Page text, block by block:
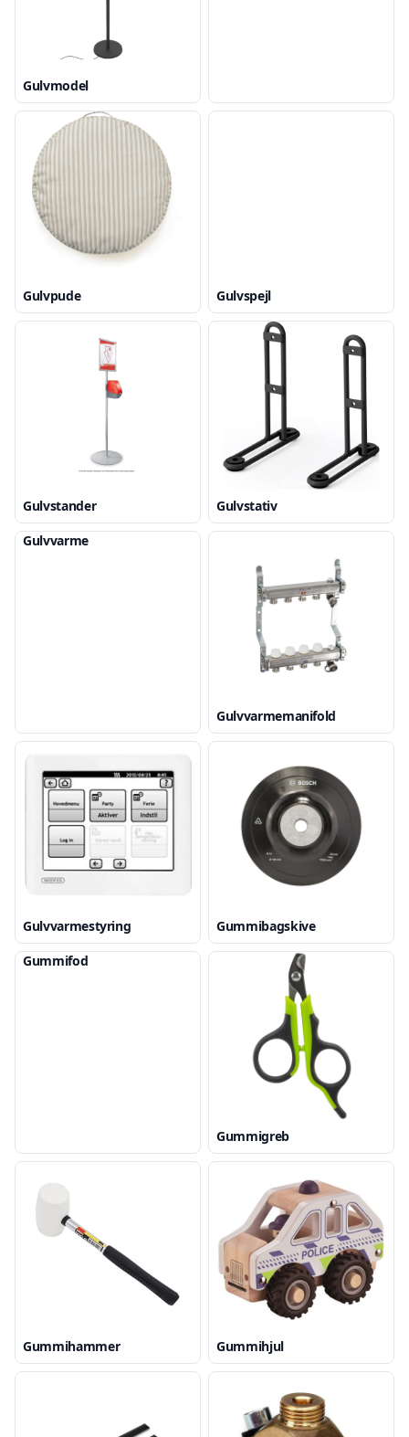
Gulvmodel
Gulvpude Gulvspejl
Gulvstander
Gulvstativ
Gulvvarme
Gulvvarmemanifold
Gulvvarmestyring
Gummibagskive
Gummifod
Gummigreb
Gummihammer Gummihjul